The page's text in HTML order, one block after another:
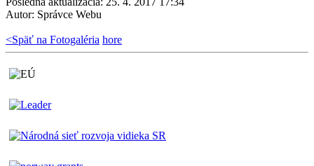
Autor: Správce Webu
<Späť na Fotogaléria hore